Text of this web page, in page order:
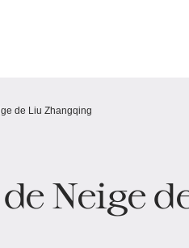
de Liu Zhangqing
Neige